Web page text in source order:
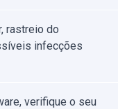
rastreio do
infecções
verifique o seu